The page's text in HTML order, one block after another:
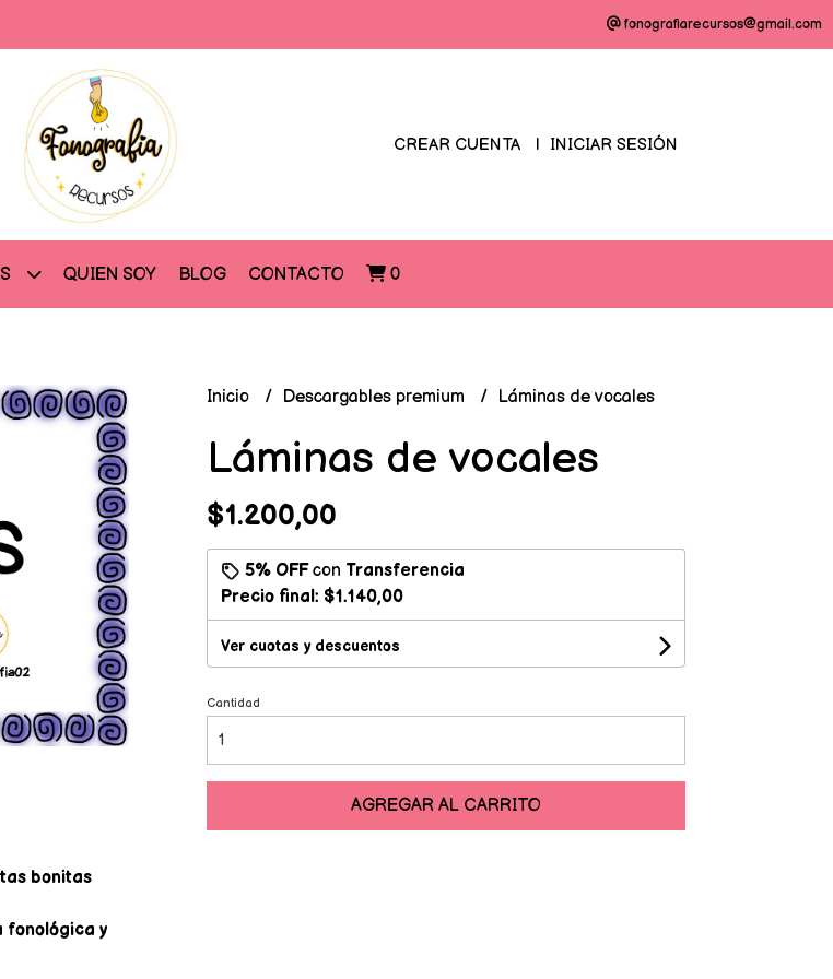
fonografiarecursos@gmail.com
CREAR CUENTA INICIAR SESIÓN
QUIEN SOY BLOG CONTACTO 0
bonitas
fonológica y
Inicio Descargables premium Láminas de vocales
Láminas de vocales
$1.200,00
5% OFFcon Transferencia
Precio final: $1.140,00
Ver cuotas y descuentos
Cantidad
AGREGAR AL CARRITO